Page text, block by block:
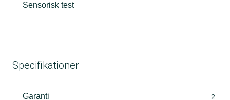
Sensorisk test
Specifikationer
Garanti 2